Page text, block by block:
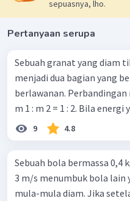
sepuasnya, lho.
Pertanyaan serupa
Sebuah granat yang diam
menjadi dua bagian yang
berlawanan. Perbandingan
m 1 : m 2 = 1 : 2. Bila energi
9 4.8
Sebuah bola bermassa 0,4
3 m/s menumbuk bola lain
mula-mula diam. Jika